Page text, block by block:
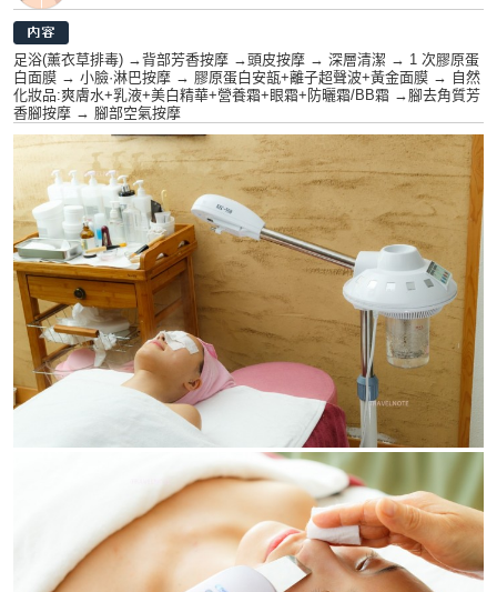
足浴(薰衣草排毒) →背部芳香按摩 →頭皮按摩 → 深層清潔 → 1 次膠原蛋
白面膜 → 小臉·淋巴按摩 → 膠原蛋白安瓿+離子超聲波+黃金面膜 → 自然
化妝品:爽膚水+乳液+美白精華+營養霜+眼霜+防曬霜/BB霜 →腳去角質芳
香腳按摩 → 腳部空氣按摩